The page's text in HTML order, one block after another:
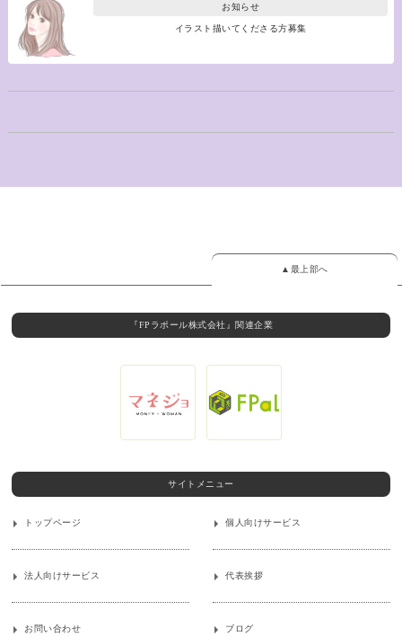
お知らせ
イラスト描いてくださる方募集
▲最上部へ
『FPラポール株式会社』関連企業
サイトメニュー
トップページ 個人向けサービス
法人向けサービス 代表挨拶
お問い合わせ ブログ